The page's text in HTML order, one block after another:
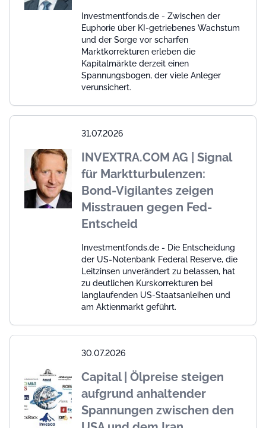
Investmentfonds.de - Zwischen der
Euphorie über KI-getriebenes Wachstum
und der Sorge vor scharfen
Marktkorrekturen erleben die
Kapitalmärkte derzeit einen
Spannungsbogen, der viele Anleger
verunsichert.
31.07.2026
INVEXTRA.COM AG | Signal
für Marktturbulenzen:
Bond-Vigilantes zeigen
Misstrauen gegen Fed-
Entscheid
Investmentfonds.de - Die Entscheidung
der US-Notenbank Federal Reserve, die
Leitzinsen unverändert zu belassen, hat
zu deutlichen Kurskorrekturen bei
langlaufenden US-Staatsanleihen und
am Aktienmarkt geführt.
30.07.2026
Capital | Ölpreise steigen
aufgrund anhaltender
Spannungen zwischen den